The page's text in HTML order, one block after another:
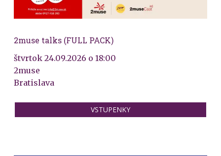
2muse talks (FULL PACK)
štvrtok 24.09.2026 o 18:00
2muse
Bratislava
VSTUPENKY